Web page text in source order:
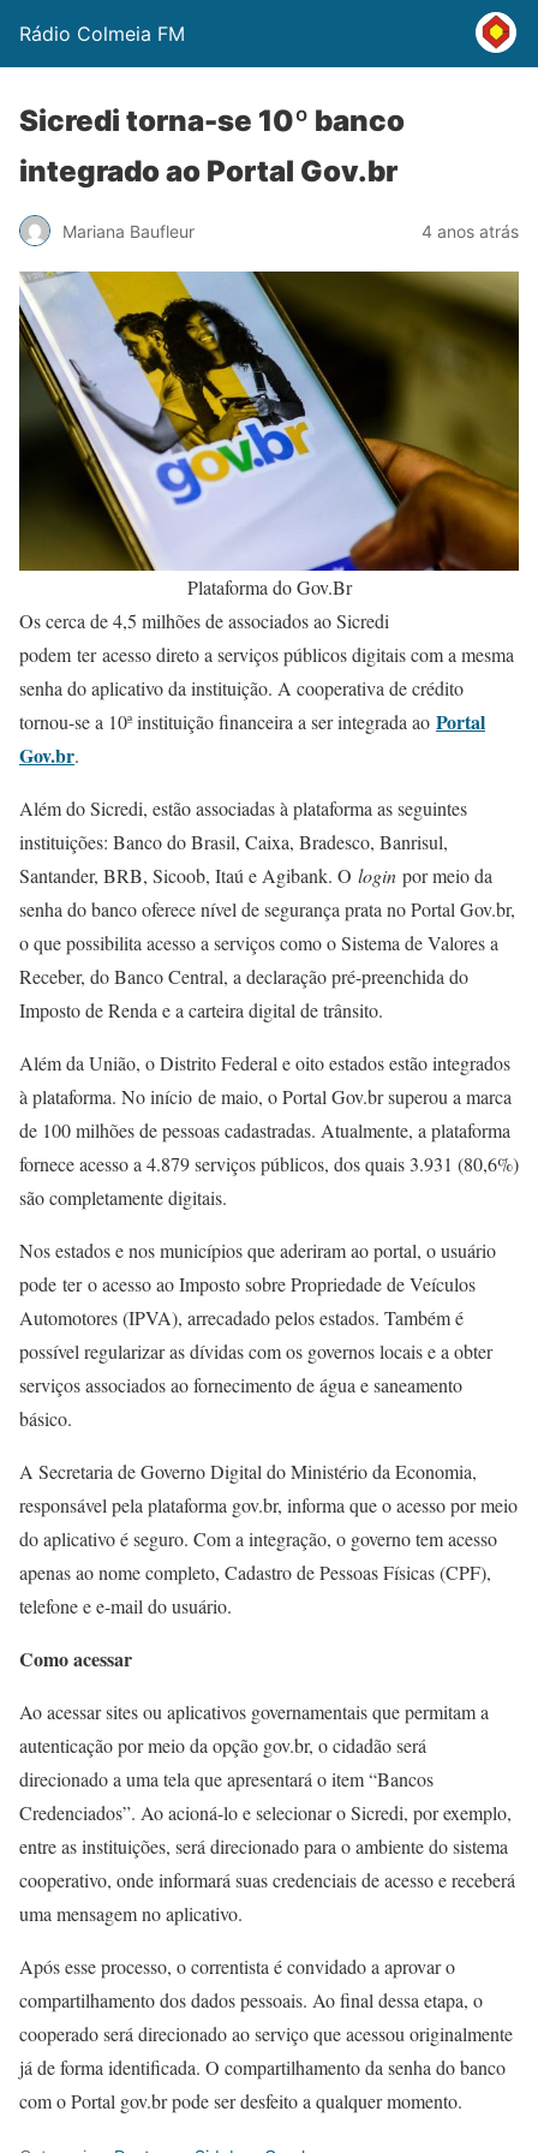
Rádio Colmeia FM
Sicredi torna-se 10º banco
integrado ao Portal Gov.br
Mariana Baufleur 4 anos atrás
Plataforma do Gov.Br
Os cerca de 4,5 milhões de associados ao Sicredi
podem ter acesso direto a serviços públicos digitais com a mesma
senha do aplicativo da instituição. A cooperativa de crédito
tornou-se a 10ª instituição financeira a ser integrada ao Portal
Gov.br.
Além do Sicredi, estão associadas à plataforma as seguintes
instituições: Banco do Brasil, Caixa, Bradesco, Banrisul,
Santander, BRB, Sicoob, Itaú e Agibank. O login por meio da
senha do banco oferece nível de segurança prata no Portal Gov.br,
o que possibilita acesso a serviços como o Sistema de Valores a
Receber, do Banco Central, a declaração pré-preenchida do
Imposto de Renda e a carteira digital de trânsito.
Além da União, o Distrito Federal e oito estados estão integrados
à plataforma. No início de maio, o Portal Gov.br superou a marca
de 100 milhões de pessoas cadastradas. Atualmente, a plataforma
fornece acesso a 4.879 serviços públicos, dos quais 3.931 (80,6%)
são completamente digitais.
Nos estados e nos municípios que aderiram ao portal, o usuário
pode ter o acesso ao Imposto sobre Propriedade de Veículos
Automotores (IPVA), arrecadado pelos estados. Também é
possível regularizar as dívidas com os governos locais e a obter
serviços associados ao fornecimento de água e saneamento
básico.
A Secretaria de Governo Digital do Ministério da Economia,
responsável pela plataforma gov.br, informa que o acesso por meio
do aplicativo é seguro. Com a integração, o governo tem acesso
apenas ao nome completo, Cadastro de Pessoas Físicas (CPF),
telefone e e-mail do usuário.
Como acessar
Ao acessar sites ou aplicativos governamentais que permitam a
autenticação por meio da opção gov.br, o cidadão será
direcionado a uma tela que apresentará o item “Bancos
Credenciados”. Ao acioná-lo e selecionar o Sicredi, por exemplo,
entre as instituições, será direcionado para o ambiente do sistema
cooperativo, onde informará suas credenciais de acesso e receberá
uma mensagem no aplicativo.
Após esse processo, o correntista é convidado a aprovar o
compartilhamento dos dados pessoais. Ao final dessa etapa, o
cooperado será direcionado ao serviço que acessou originalmente
já de forma identificada. O compartilhamento da senha do banco
com o Portal gov.br pode ser desfeito a qualquer momento.